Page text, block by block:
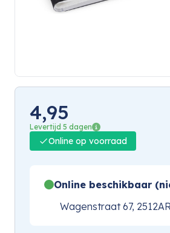
4,95
Levertijd 5 dagen
Online op voorraad
Online beschikbaar
Wagenstraat 67,